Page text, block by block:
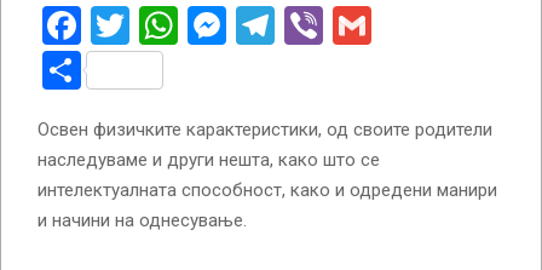
Facebook
Twitter
WhatsApp
Messenger
Telegram
Viber
Share
Освен физичките карактеристики, од своите родители
наследуваме и други нешта, како што се
интелектуалната способност, како и одредени манири
и начини на однесување.